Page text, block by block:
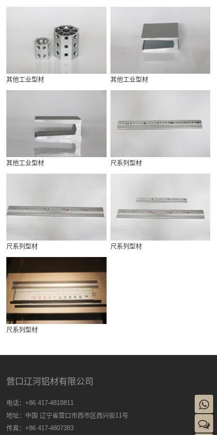
其他工业型材 其他工业型材
其他工业型材 尺系列型材
尺系列型材 尺系列型材
尺系列型材
营口辽河铝材有限公司
电话：+86 417-4818811
地址：中国 辽宁省营口市西市区西兴街11号
传真：+86 417-4807383